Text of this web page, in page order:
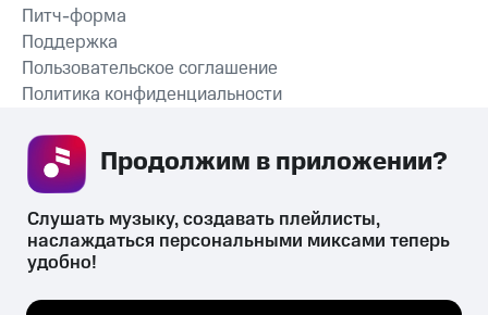
СКАЧАТЬ ПРИЛОЖЕНИЕ
Питч-форма
Поддержка
Пользовательское соглашение
Политика конфиденциальности
психотропных веществ, их аналогов причиняет вред здоровью,
Слушать музыку, создавать плейлисты,
наслаждаться персональными миксами теперь
удобно!